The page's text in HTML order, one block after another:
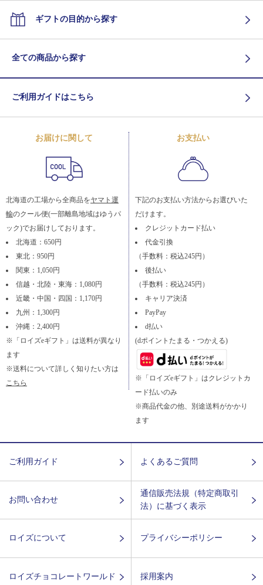
ギフトの目的から探す
全ての商品から探す
ご利用ガイドはこちら
お届けに関して
北海道の工場から全商品をヤマト運
輸のクール便(一部離島地域はゆうパ
ック)でお届けしております。
北海道：650円
東北：950円
関東：1,050円
信越・北陸・東海：1,080円
近畿・中国・四国：1,170円
九州：1,300円
沖縄：2,400円
※「ロイズeギフト」は送料が異なり
ます
※送料について詳しく知りたい方は
こちら
お支払い
下記のお支払い方法からお選びいた
だけます。
クレジットカード払い
代金引換
（手数料：税込245円）
後払い
（手数料：税込245円）
キャリア決済
PayPay
d払い
(dポイントたまる・つかえる)
※「ロイズeギフト」はクレジットカ
ード払いのみ
※商品代金の他、別途送料がかかり
ます
ご利用ガイド よくあるご質問
お問い合わせ
通信販売法規（特定商取引
法）に基づく表示
ロイズについて プライバシーポリシー
ロイズチョコレートワールド 採用案内